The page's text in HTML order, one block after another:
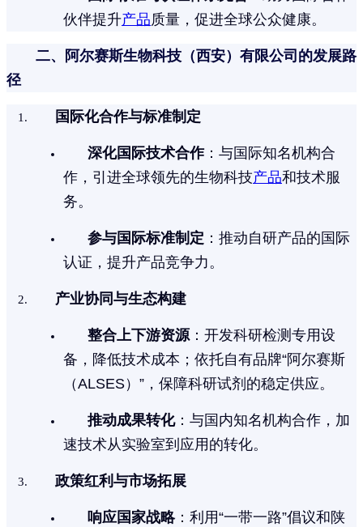
伙伴提升产品质量，促进全球公众健康。
二、阿尔赛斯生物科技（西安）有限公司的发展路
径
国际化合作与标准制定
深化国际技术合作：与国际知名机构合
作，引进全球领先的生物科技产品和技术服
务。
参与国际标准制定 ：推动自研产品的国际
认证，提升产品竞争力。
产业协同与生态构建
整合上下游资源：开发科研检测专用设
备，降低技术成本；依托自有品牌“阿尔赛斯
（ALSES）”，保障科研试剂的稳定供应。
推动成果转化：与国内知名机构合作，加
速技术从实验室到应用的转化。
政策红利与市场拓展
响应国家战略：利用“一带一路”倡议和陕